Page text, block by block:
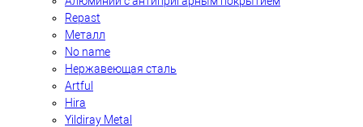
Repast
Металл
No name
Нержавеющая сталь
Artful
Hira
Yildiray Metal